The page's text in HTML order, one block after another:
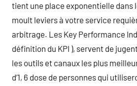
tient une place exponentielle dans
moult leviers à votre service
arbitrage. Les Key Performance
définition du KPI ), servent de
les outils et canaux les plus
d’1, 6 dose de personnes qui